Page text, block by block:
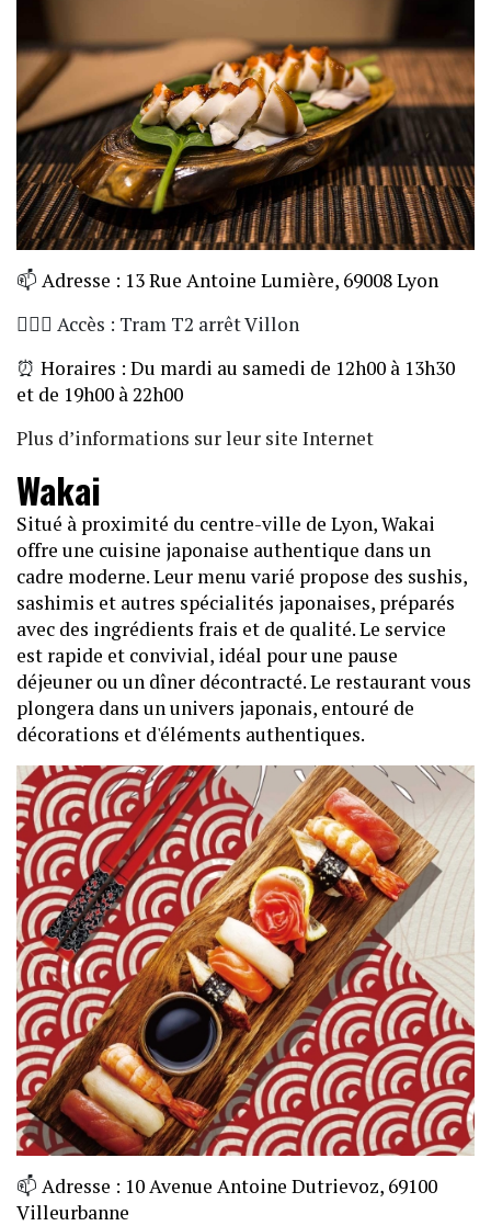
📫 Adresse : 13 Rue Antoine Lumière, 69008 Lyon
🏃🏼‍♀️ Accès : Tram T2 arrêt Villon
⏰ Horaires : Du mardi au samedi de 12h00 à 13h30
et de 19h00 à 22h00
Plus d’informations sur leur site Internet
Wakai
Situé à proximité du centre-ville de Lyon, Wakai
offre une cuisine japonaise authentique dans un
cadre moderne. Leur menu varié propose des sushis,
sashimis et autres spécialités japonaises, préparés
avec des ingrédients frais et de qualité. Le service
est rapide et convivial, idéal pour une pause
déjeuner ou un dîner décontracté. Le restaurant vous
plongera dans un univers japonais, entouré de
décorations et d'éléments authentiques.
📫 Adresse : 10 Avenue Antoine Dutrievoz, 69100
Villeurbanne